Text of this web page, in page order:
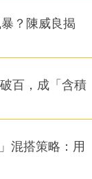
？陳威良揭
百，成「含積
混搭策略：用